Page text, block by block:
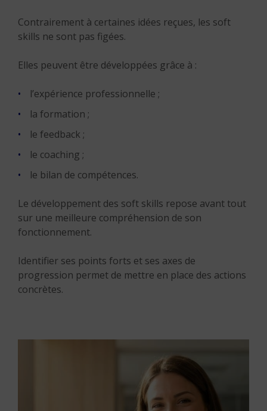
Contrairement à certaines idées reçues, les soft
skills ne sont pas figées.
Elles peuvent être développées grâce à :
l’expérience professionnelle ;
la formation ;
le feedback ;
le coaching ;
le bilan de compétences.
Le développement des soft skills repose avant tout
sur une meilleure compréhension de son
fonctionnement.
Identifier ses points forts et ses axes de
progression permet de mettre en place des actions
concrètes.